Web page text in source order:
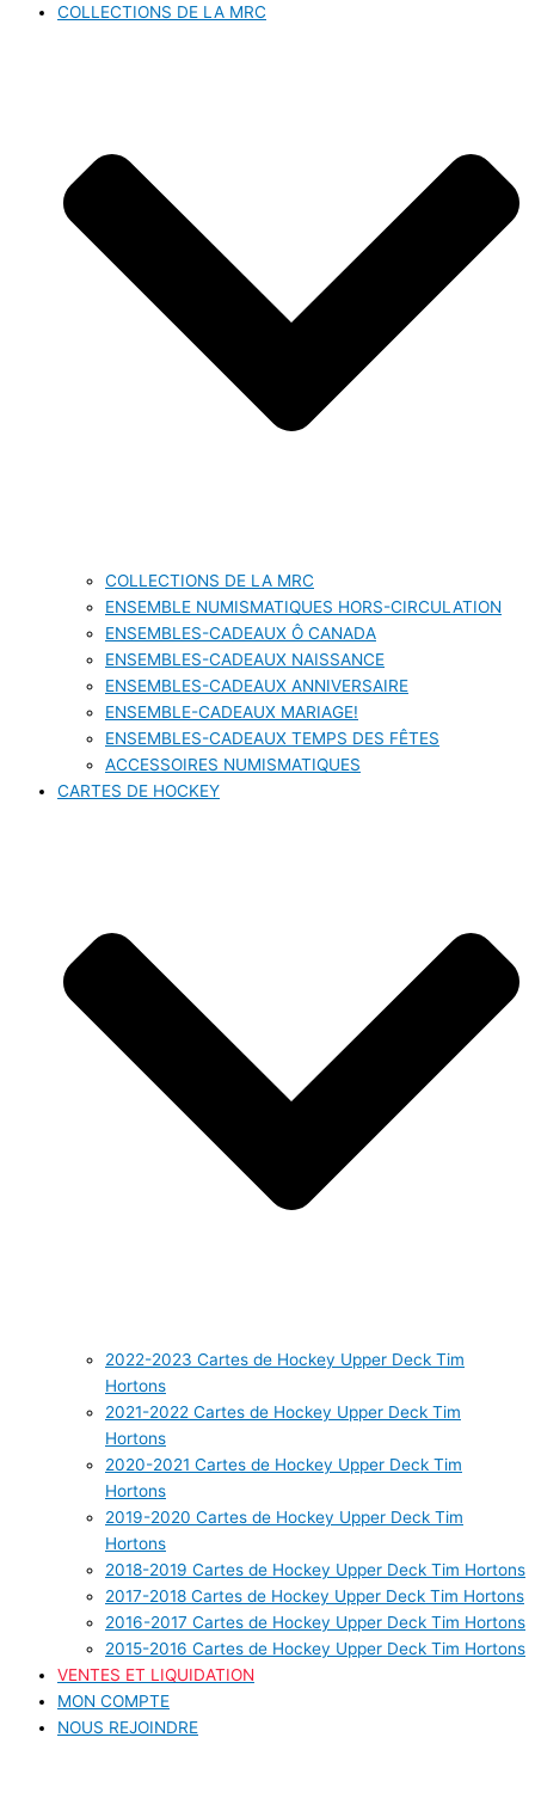
COLLECTIONS DE LA MRC
COLLECTIONS DE LA MRC
ENSEMBLE NUMISMATIQUES HORS-CIRCULATION
ENSEMBLES-CADEAUX Ô CANADA
ENSEMBLES-CADEAUX NAISSANCE
ENSEMBLES-CADEAUX ANNIVERSAIRE
ENSEMBLE-CADEAUX MARIAGE!
ENSEMBLES-CADEAUX TEMPS DES FÊTES
ACCESSOIRES NUMISMATIQUES
CARTES DE HOCKEY
2022-2023 Cartes de Hockey Upper Deck Tim
Hortons
2021-2022 Cartes de Hockey Upper Deck Tim
Hortons
2020-2021 Cartes de Hockey Upper Deck Tim
Hortons
2019-2020 Cartes de Hockey Upper Deck Tim
Hortons
2018-2019 Cartes de Hockey Upper Deck Tim Hortons
2017-2018 Cartes de Hockey Upper Deck Tim Hortons
2016-2017 Cartes de Hockey Upper Deck Tim Hortons
2015-2016 Cartes de Hockey Upper Deck Tim Hortons
VENTES ET LIQUIDATION
MON COMPTE
NOUS REJOINDRE